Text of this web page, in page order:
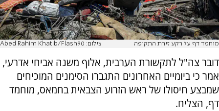
מוחמד דף על רקע זירת התקיפה צילום: Abed Rahim Khatib/Flash90
דובר צה"ל לתקשורת הערבית, אלוף משנה אביחי אדרעי,
אמר כי ביומיים האחרונים התגברו הסימנים המוכיחים
שמבצע חיסולו של ראש הזרוע הצבאית בחמאס, מוחמד
דף, הצליח.